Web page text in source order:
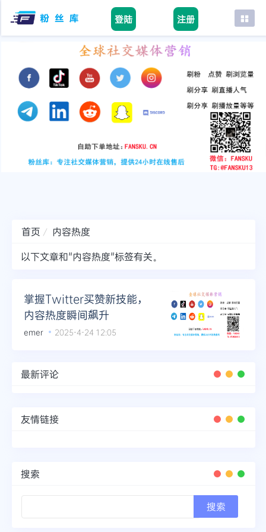
登陆 注册
首页
tiktok
youtube
instagram
首页
内容热度
以下文章和"内容热度"标签有关。
掌握Twitter买赞新技能，
内容热度瞬间飙升
emer 2025-4-24 12:05
最新评论
友情链接
搜索